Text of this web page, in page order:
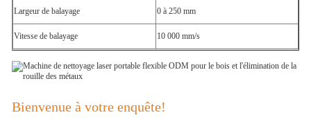
Largeur de balayage 0 à 250 mm
Vitesse de balayage 10 000 mm/s
Bienvenue à votre enquête!